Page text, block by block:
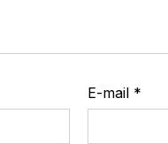
E-mail *